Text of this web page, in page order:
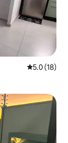
5 ರಲ್ಲಿ 5.0
5.0 (18)